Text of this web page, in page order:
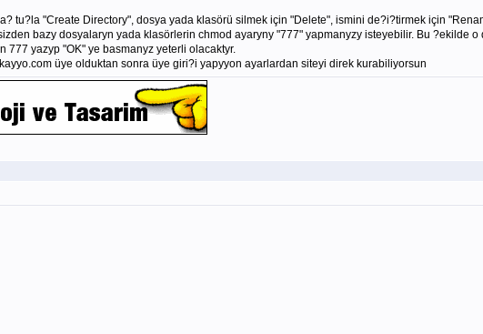
tu?la "Create Directory", dosya yada klasörü silmek için "Delete", ismini de?i?tirmek için
bazy dosyalaryn yada klasörlerin chmod ayaryny "777" yapmanyzy isteyebilir. Bu ?ekilde
yazyp "OK" ye basmanyz yeterli olacaktyr.
üye olduktan sonra üye giri?i yapyyon ayarlardan siteyi direk kurabiliyorsun